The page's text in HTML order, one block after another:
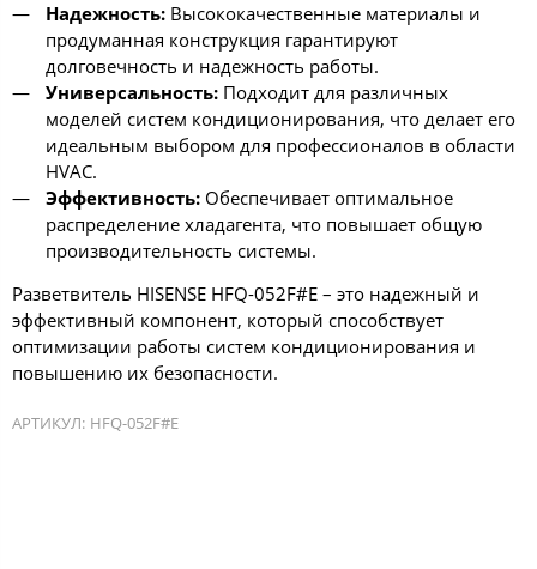
Надежность:Высококачественные материалы и
продуманная конструкция гарантируют
долговечность и надежность работы.
Универсальность:Подходит для различных
моделей систем кондиционирования, что делает его
идеальным выбором для профессионалов в области
HVAC.
Эффективность:Обеспечивает оптимальное
распределение хладагента, что повышает общую
производительность системы.
Разветвитель HISENSE HFQ-052F#E – это надежный и
эффективный компонент, который способствует
оптимизации работы систем кондиционирования и
повышению их безопасности.
АРТИКУЛ: HFQ-052F#E